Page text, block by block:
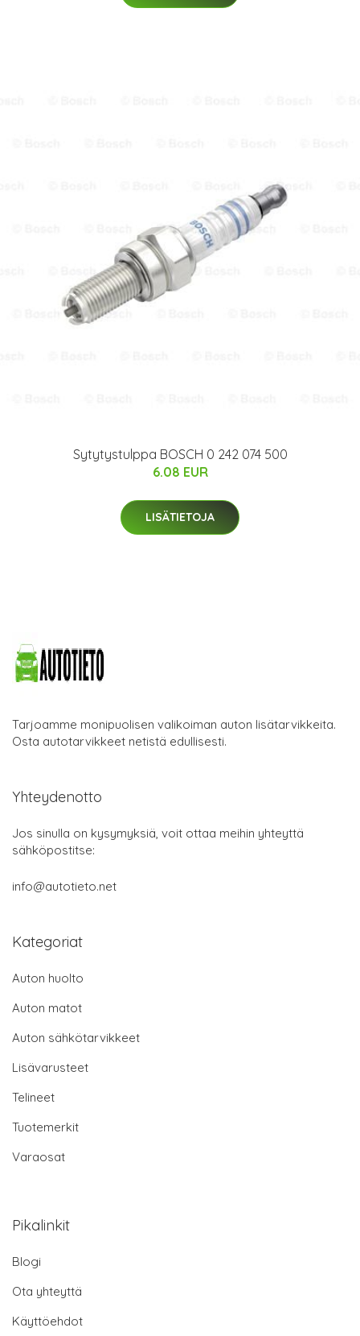
Sytytystulppa BOSCH 0 242 074 500
6.08 EUR
LISÄTIETOJA
Tarjoamme monipuolisen valikoiman auton lisätarvikkeita.
Osta autotarvikkeet netistä edullisesti.
Yhteydenotto
Jos sinulla on kysymyksiä, voit ottaa meihin yhteyttä
sähköpostitse:
info@autotieto.net
Kategoriat
Auton huolto
Auton matot
Auton sähkötarvikkeet
Lisävarusteet
Telineet
Tuotemerkit
Varaosat
Pikalinkit
Blogi
Ota yhteyttä
Käyttöehdot